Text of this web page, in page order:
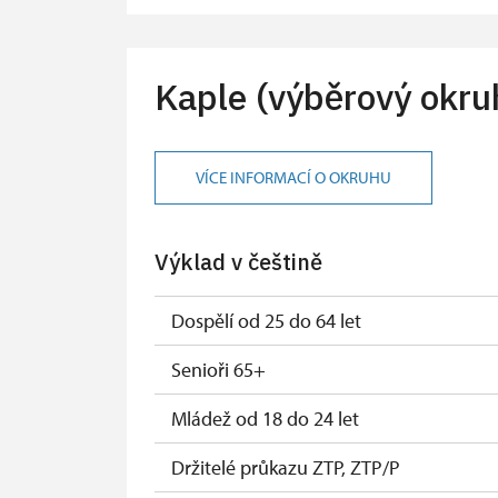
Celoroční volné vstupenky vydané NPÚ
Jednorázové vstupenky vydané NPÚ
Průkaz Náš člověk (pouze držitel)
Kaple (výběrový
VÍCE INFORMACÍ O OKRUHU
Výklad v češtině
Dospělí od 25 do 64 let
Senioři 65+
Mládež od 18 do 24 let
Držitelé průkazu ZTP, ZTP/P